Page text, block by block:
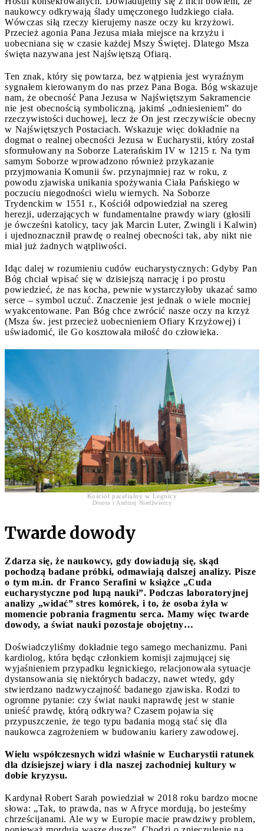
naukowcy odkrywają ślady umęczonego ludzkiego ciała.
Wówczas siłą rzeczy kierujemy nasze oczy ku krzyżowi.
Przecież agonia Pana Jezusa miała miejsce na krzyżu i
uobecniana się w czasie każdej Mszy Świętej. Dlatego Msza
święta nazywana jest Najświętszą Ofiarą.
Ten znak, który się powtarza, bez wątpienia jest wyraźnym
sygnałem kierowanym do nas przez Pana Boga. Bóg wskazuje
nam, że obecność Pana Jezusa w Najświętszym Sakramencie
nie jest obecnością symboliczną, jakimś „odniesieniem” do
rzeczywistości duchowej, lecz że On jest rzeczywiście obecny
w Najświętszych Postaciach. Wskazuje więc dokładnie na
dogmat o realnej obecności Jezusa w Eucharystii, który został
sformułowany na Soborze Laterańskim IV w 1215 r. Na tym
samym Soborze wprowadzono również przykazanie
przyjmowania Komunii św. przynajmniej raz w roku, z
powodu zjawiska unikania spożywania Ciała Pańskiego w
poczuciu niegodności wielu wiernych. Na Soborze
Trydenckim w 1551 r., Kościół odpowiedział na szereg
herezji, uderzających w fundamentalne prawdy wiary (głosili
je ówcześni katolicy, tacy jak Marcin Luter, Zwingli i Kalwin)
i ujednoznacznił prawdę o realnej obecności tak, aby nikt nie
miał już żadnych wątpliwości.
Idąc dalej w rozumieniu cudów eucharystycznych: Gdyby Pan
Bóg chciał wpisać się w dzisiejszą narrację i po prostu
powiedzieć, że nas kocha, pewnie wystarczyłoby ukazać samo
serce – symbol uczuć. Znaczenie jest jednak o wiele mocniej
wyakcentowane. Pan Bóg chce zwrócić nasze oczy na krzyż
(Msza św. jest przecież uobecnieniem Ofiary Krzyżowej) i
uświadomić, ile Go kosztowała miłość do człowieka.
Kościół parafialny w Legnicy
Dorota i Andrzej Niedźwieccy
Twarde dowody
Zdarza się, że naukowcy, gdy dowiadują się, skąd
pochodzą badane próbki, odmawiają dalszej analizy. Pisze
o tym m.in. dr Franco Serafini w książce „Cuda
eucharystyczne pod lupą nauki”. Podczas laboratoryjnej
analizy „widać” stres komórek, i to, że osoba żyła w
momencie pobrania fragmentu serca. Mamy więc twarde
dowody, a świat nauki pozostaje obojętny…
Doświadczyliśmy dokładnie tego samego mechanizmu. Pani
kardiolog, która będąc członkiem komisji zajmującej się
wyjaśnieniem przypadku legnickiego, relacjonowała sytuacje
dystansowania się niektórych badaczy, nawet wtedy, gdy
stwierdzano nadzwyczajność badanego zjawiska. Rodzi to
ogromne pytanie: czy świat nauki naprawdę jest w stanie
unieść prawdę, którą odkrywa? Czasem pojawia się
przypuszczenie, że tego typu badania mogą stać się dla
naukowca zagrożeniem w budowaniu kariery zawodowej.
Wielu współczesnych widzi właśnie w Eucharystii ratunek
dla dzisiejszej wiary i dla naszej zachodniej kultury w
dobie kryzysu.
Kardynał Robert Sarah powiedział w 2018 roku bardzo mocne
słowa: „Tak, to prawda, nas w Afryce mordują, bo jesteśmy
chrześcijanami. Ale wy w Europie macie prawdziwy problem,